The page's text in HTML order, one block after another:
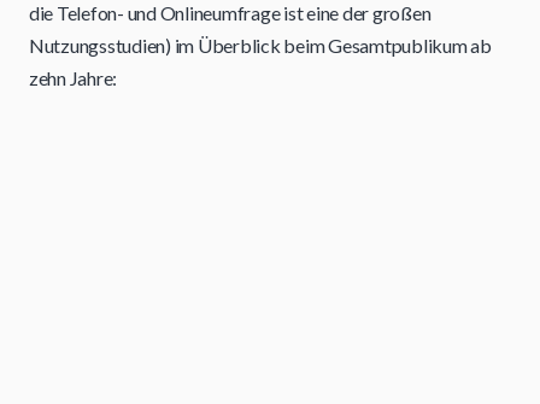
die Telefon- und Onlineumfrage ist eine der großen
Nutzungsstudien) im Überblick beim Gesamtpublikum ab
zehn Jahre: